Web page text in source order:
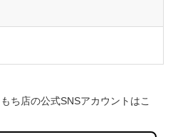
ち店の公式SNSアカウントはこ